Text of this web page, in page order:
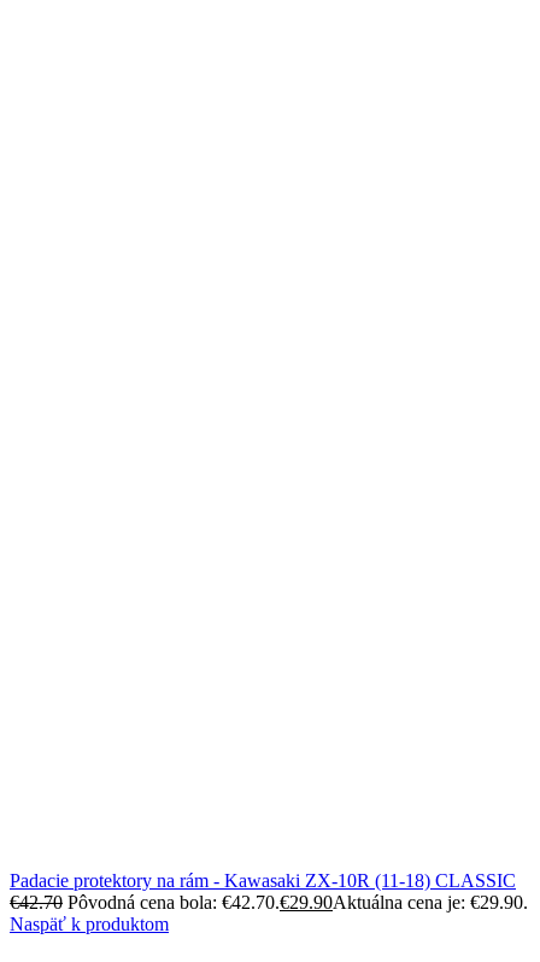
Padacie protektory na rám - Kawasaki ZX-10R (11-18) CLASSIC
€42.70 Pôvodná cena bola: €42.70.€29.90Aktuálna cena je: €29.90.
Naspäť k produktom